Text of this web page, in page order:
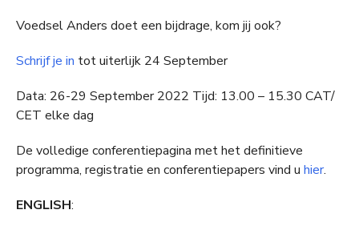
Voedsel Anders doet een bijdrage, kom jij ook?
Schrijf je in tot uiterlijk 24 September
Data: 26-29 September 2022 Tijd: 13.00 – 15.30 CAT/
CET elke dag
De volledige conferentiepagina met het definitieve
programma, registratie en conferentiepapers vind u hier.
ENGLISH: